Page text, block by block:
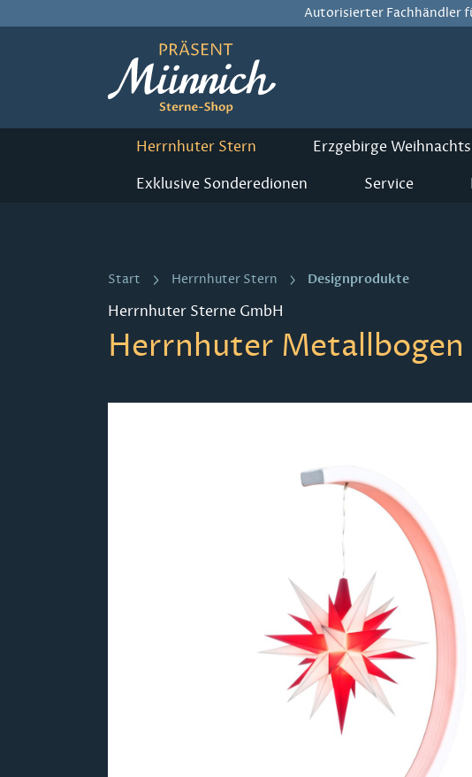
Autorisierter Fachhändler
Herrnhuter Stern Erzgebirge
Exklusive Sonderedionen Service
Start Herrnhuter Stern Designprodukte
Herrnhuter Sterne GmbH
Herrnhuter